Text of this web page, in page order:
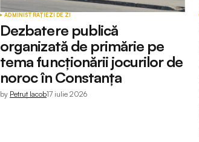
ADMINISTRAȚIEZI DE ZI
Dezbatere publică
organizată de primărie pe
tema funcționării jocurilor de
noroc în Constanța
by Petruț Iacob17 iulie 2026